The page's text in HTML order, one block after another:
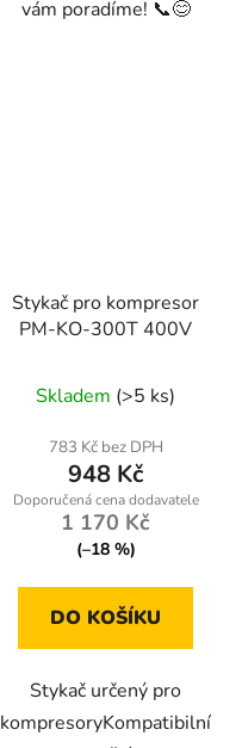
vám poradíme! 📞😊
Stykač pro kompresor
PM-KO-300T 400V
Skladem (>5 ks)
783 Kč bez DPH
948 Kč
1 170 Kč
(–18 %)
DO KOŠÍKU
Stykač určený pro
kompresoryKompatibilní